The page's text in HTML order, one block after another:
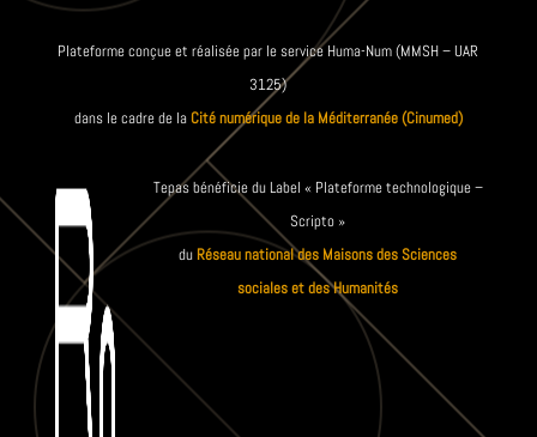
Plateforme conçue et réalisée par le service Huma-Num (MMSH – UAR
3125)
dans le cadre de la Cité numérique de la Méditerranée (Cinumed)
Tepas bénéficie du Label « Plateforme technologique –
Scripto »
du Réseau national des Maisons des Sciences
sociales et des Humanités